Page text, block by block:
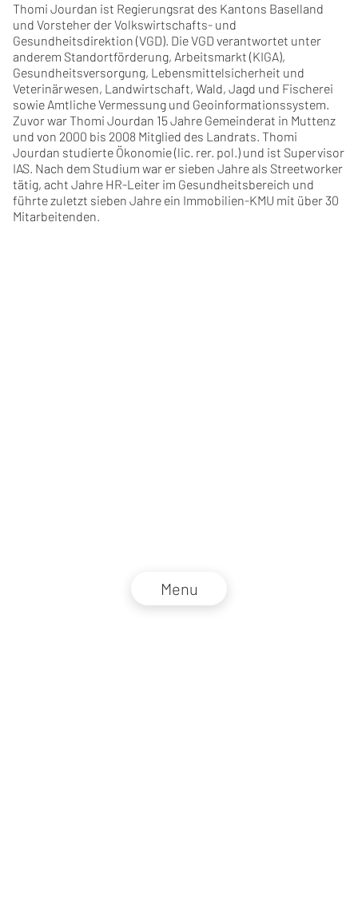
Menu
Thomi Jourdan ist Regierungsrat des Kantons Baselland
und Vorsteher der Volkswirtschafts- und
Gesundheitsdirektion (VGD). Die VGD verantwortet unter
anderem Standortförderung, Arbeitsmarkt (KIGA),
Gesundheitsversorgung, Lebensmittelsicherheit und
Veterinärwesen, Landwirtschaft, Wald, Jagd und Fischerei
sowie Amtliche Vermessung und Geoinformationssystem.
Zuvor war Thomi Jourdan 15 Jahre Gemeinderat in Muttenz
und von 2000 bis 2008 Mitglied des Landrats. Thomi
Jourdan studierte Ökonomie (lic. rer. pol.) und ist Supervisor
IAS. Nach dem Studium war er sieben Jahre als Streetworker
tätig, acht Jahre HR-Leiter im Gesundheitsbereich und
führte zuletzt sieben Jahre ein Immobilien-KMU mit über 30
Mitarbeitenden.